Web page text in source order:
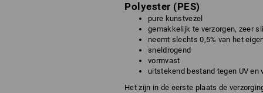
Polyester (PES)
pure kunstvezel
gemakkelijk te verzorgen, zeer
neemt slechts 0,5% van het
sneldrogend
vormvast
uitstekend bestand tegen UV en
Het zijn in de eerste plaats de